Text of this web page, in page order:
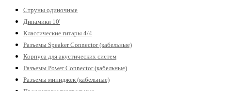
Струны одиночные
Динамики 10'
Классические гитары 4/4
Разъемы Speaker Connector (кабельные)
Корпуса для акустических систем
Разъемы Power Connector (кабельные)
Разъемы миниджек (кабельные)